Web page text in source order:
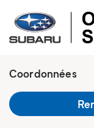
Coordonnées
1900, avenue